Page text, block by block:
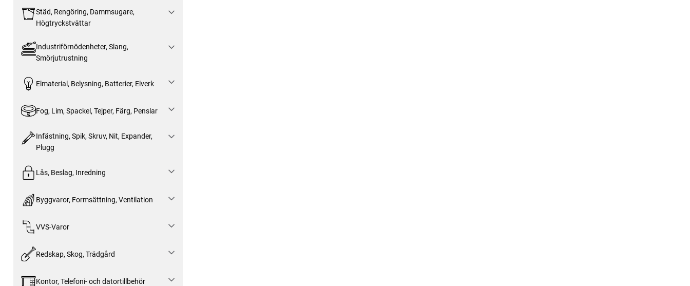
Städ, Rengöring, Dammsugare,
Högtryckstvättar
Industriförnödenheter, Slang,
Smörjutrustning
Elmaterial, Belysning, Batterier, Elverk
Fog, Lim, Spackel, Tejper, Färg, Penslar
Infästning, Spik, Skruv, Nit, Expander,
Plugg
Lås, Beslag, Inredning
Byggvaror, Formsättning, Ventilation
VVS-Varor
Redskap, Skog, Trädgård
Kontor, Telefoni- och datortillbehör